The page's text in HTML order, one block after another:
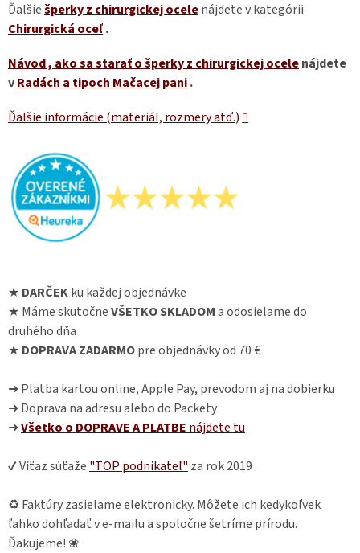
Ďalšiešperky z chirurgickej ocelenájdete v kategórii
Chirurgická oceľ.
Návod, ako sa starať o šperky z chirurgickej ocelenájdete
vRadách a tipoch Mačacej pani.
Ďalšie informácie (materiál, rozmery atď.)
★ DARČEKku každej objednávke
★ Máme skutočneVŠETKO SKLADOMa odosielame do
druhého dňa
★ DOPRAVA ZADARMOpre objednávky od 70 €
➜ Platba kartou online, Apple Pay, prevodom aj na dobierku
➜ Doprava na adresu alebo do Packety
➜Všetko o DOPRAVE A PLATBE nájdete tu
✔ Víťaz súťaže "TOP podnikateľ" za rok 2019
♻ Faktúry zasielame elektronicky. Môžete ich kedykoľvek
ľahko dohľadať v e-mailu a spoločne šetríme prírodu.
Ďakujeme! ❀